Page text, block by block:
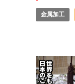
金属加工